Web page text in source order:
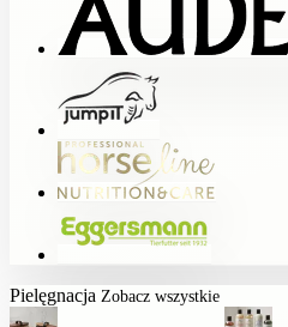
Pielęgnacja Zobacz wszystkie